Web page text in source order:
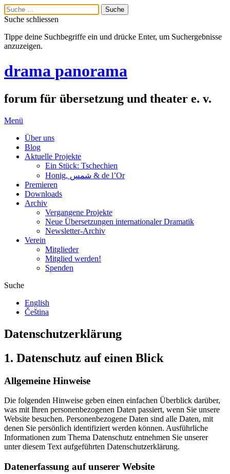
Suche schliessen
Tippe deine Suchbegriffe ein und drücke Enter, um Suchergebnisse
anzuzeigen.
drama panorama
forum für übersetzung und theater e. v.
Menü
Über uns
Blog
Aktuelle Projekte
Ein Stück: Tschechien
Honig, شمس & de l’Or
Premieren
Downloads
Archiv
Vergangene Projekte
Neue Übersetzungen internationaler Dramatik
Newsletter-Archiv
Verein
Mitglieder
Mitglied werden!
Spenden
Suche
English
Čeština
Datenschutzerklärung
1. Datenschutz auf einen Blick
Allgemeine Hinweise
Die folgenden Hinweise geben einen einfachen Überblick darüber,
was mit Ihren personenbezogenen Daten passiert, wenn Sie unsere
Website besuchen. Personenbezogene Daten sind alle Daten, mit
denen Sie persönlich identifiziert werden können. Ausführliche
Informationen zum Thema Datenschutz entnehmen Sie unserer
unter diesem Text aufgeführten Datenschutzerklärung.
Datenerfassung auf unserer Website